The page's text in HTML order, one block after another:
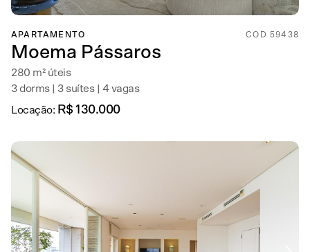
APARTAMENTO COD 59438
Moema Pássaros
280 m² úteis
3 dorms | 3 suítes | 4 vagas
Locação: R$ 130.000